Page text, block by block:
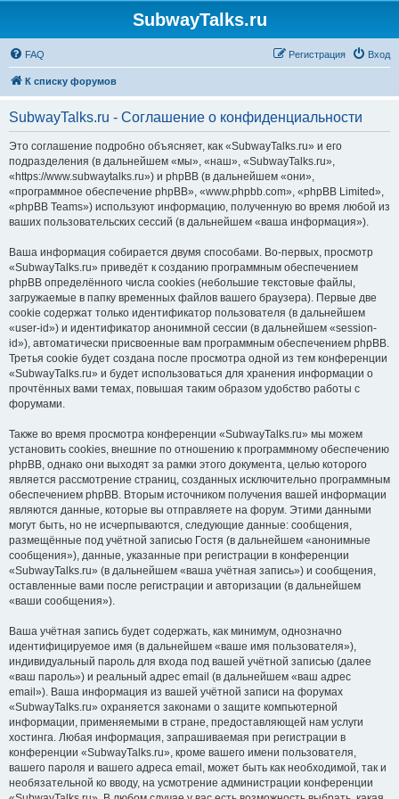
SubwayTalks.ru
FAQ Вход
Регистрация
К списку форумов
SubwayTalks.ru - Соглашение о конфиденциальности
Это соглашение подробно объясняет, как «SubwayTalks.ru» и его
подразделения (в дальнейшем «мы», «наш», «SubwayTalks.ru»,
«https://www.subwaytalks.ru») и phpBB (в дальнейшем «они»,
«программное обеспечение phpBB», «www.phpbb.com», «phpBB Limited»,
«phpBB Teams») используют информацию, полученную во время любой из
ваших пользовательских сессий (в дальнейшем «ваша информация»).
Ваша информация собирается двумя способами. Во-первых, просмотр
«SubwayTalks.ru» приведёт к созданию программным обеспечением
phpBB определённого числа cookies (небольшие текстовые файлы,
загружаемые в папку временных файлов вашего браузера). Первые две
cookie содержат только идентификатор пользователя (в дальнейшем
«user-id») и идентификатор анонимной сессии (в дальнейшем «session-
id»), автоматически присвоенные вам программным обеспечением phpBB.
Третья cookie будет создана после просмотра одной из тем конференции
«SubwayTalks.ru» и будет использоваться для хранения информации о
прочтённых вами темах, повышая таким образом удобство работы с
форумами.
Также во время просмотра конференции «SubwayTalks.ru» мы можем
установить cookies, внешние по отношению к программному обеспечению
phpBB, однако они выходят за рамки этого документа, целью которого
является рассмотрение страниц, созданных исключительно программным
обеспечением phpBB. Вторым источником получения вашей информации
являются данные, которые вы отправляете на форум. Этими данными
могут быть, но не исчерпываются, следующие данные: сообщения,
размещённые под учётной записью Гостя (в дальнейшем «анонимные
сообщения»), данные, указанные при регистрации в конференции
«SubwayTalks.ru» (в дальнейшем «ваша учётная запись») и сообщения,
оставленные вами после регистрации и авторизации (в дальнейшем
«ваши сообщения»).
Ваша учётная запись будет содержать, как минимум, однозначно
идентифицируемое имя (в дальнейшем «ваше имя пользователя»),
индивидуальный пароль для входа под вашей учётной записью (далее
«ваш пароль») и реальный адрес email (в дальнейшем «ваш адрес
email»). Ваша информация из вашей учётной записи на форумах
«SubwayTalks.ru» охраняется законами о защите компьютерной
информации, применяемыми в стране, предоставляющей нам услуги
хостинга. Любая информация, запрашиваемая при регистрации в
конференции «SubwayTalks.ru», кроме вашего имени пользователя,
вашего пароля и вашего адреса email, может быть как необходимой, так и
необязательной ко вводу, на усмотрение администрации конференции